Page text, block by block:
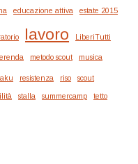
educazione attiva estate 2015
lavoro LiberiTutti
metodo scout musica
resistenza riso scout
stalla summercamp tetto